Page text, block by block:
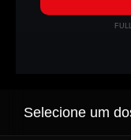
Selecione um